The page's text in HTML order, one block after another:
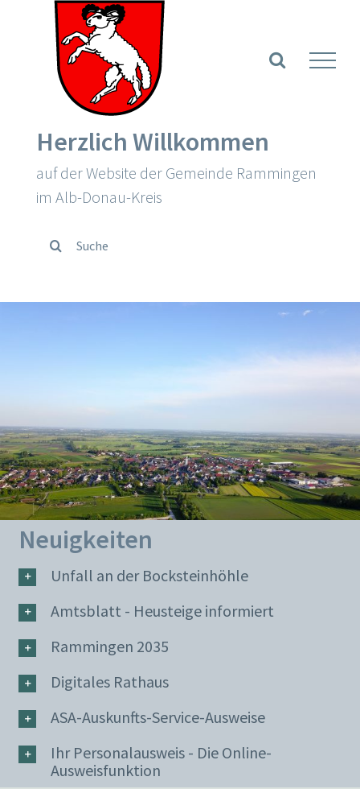
Herzlich Willkommen
auf der Website der Gemeinde Rammingen
im Alb-Donau-Kreis
Suche
Neuigkeiten
Unfall an der Bocksteinhöhle
Amtsblatt - Heusteige informiert
Rammingen 2035
Digitales Rathaus
ASA-Auskunfts-Service-Ausweise
Ihr Personalausweis - Die Online-
Ausweisfunktion